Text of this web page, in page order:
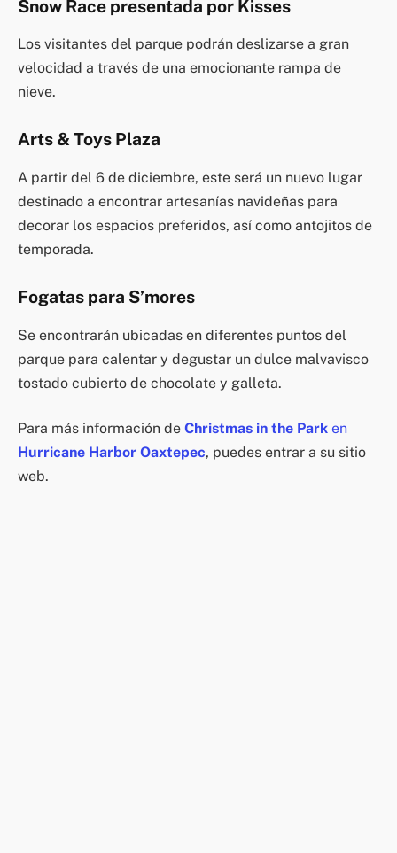
Snow Race presentada por Kisses
Los visitantes del parque podrán deslizarse a gran
velocidad a través de una emocionante rampa de
nieve.
Arts & Toys Plaza
A partir del 6 de diciembre, este será un nuevo lugar
destinado a encontrar artesanías navideñas para
decorar los espacios preferidos, así como antojitos de
temporada.
Fogatas para S’mores
Se encontrarán ubicadas en diferentes puntos del
parque para calentar y degustar un dulce malvavisco
tostado cubierto de chocolate y galleta.
Para más información de Christmas in the Park en
Hurricane Harbor Oaxtepec, puedes entrar a su sitio
web.